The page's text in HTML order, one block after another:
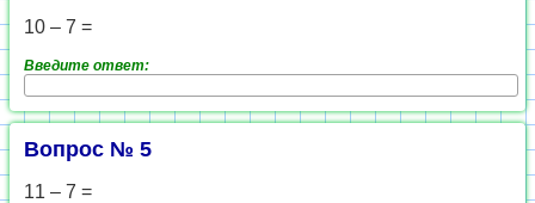
10 – 7 =
Введите ответ:
Вопрос № 5
11 – 7 =